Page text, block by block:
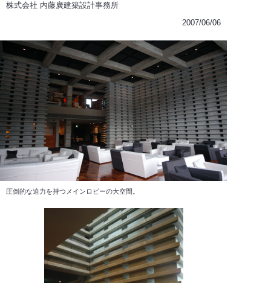
株式会社 内藤廣建築設計事務所
2007/06/06
圧倒的な迫力を持つメインロビーの大空間。